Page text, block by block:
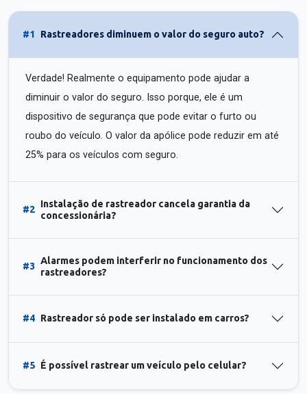
#1 Rastreadores diminuem o valor do seguro auto?
Verdade! Realmente o equipamento pode ajudar a
diminuir o valor do seguro. Isso porque, ele é um
dispositivo de segurança que pode evitar o furto ou
roubo do veículo. O valor da apólice pode reduzir em até
25% para os veículos com seguro.
#2
Instalação de rastreador cancela garantia da
concessionária?
#3
Alarmes podem interferir no funcionamento dos
rastreadores?
#4 Rastreador só pode ser instalado em carros?
#5 É possível rastrear um veículo pelo celular?